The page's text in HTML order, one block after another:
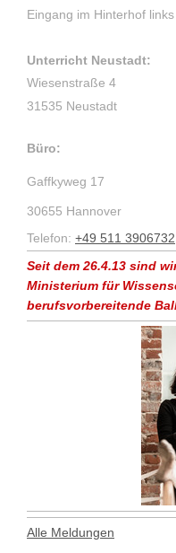
Eingang im Hinterhof links
Unterricht Neustadt:
Wiesenstraße 4
31535 Neustadt
Büro:
Gaffkyweg 17
30655 Hannover
Telefon: +49 511 3906732
Seit dem 26.4.13 sind
Ministerium für
berufsvorbereitende
Alle Meldungen